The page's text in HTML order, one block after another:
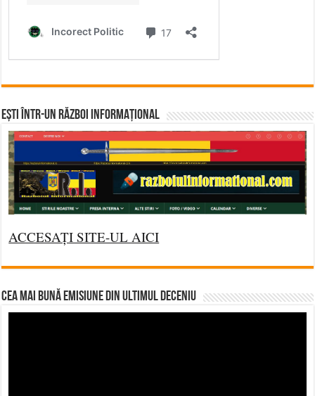
Ești într-un RĂZBOI INFORMAȚIONAL
ACCESAȚI SITE-UL AICI
CEA MAI BUNĂ EMISIUNE DIN ULTIMUL DECENIU